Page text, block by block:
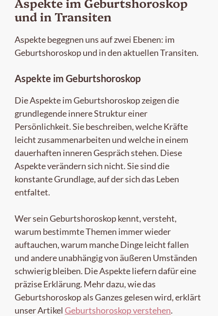
und in Transiten
Aspekte begegnen uns auf zwei Ebenen: im
Geburtshoroskop und in den aktuellen Transiten.
Aspekte im Geburtshoroskop
Die Aspekte im Geburtshoroskop zeigen die
grundlegende innere Struktur einer
Persönlichkeit. Sie beschreiben, welche Kräfte
leicht zusammenarbeiten und welche in einem
dauerhaften inneren Gespräch stehen. Diese
Aspekte verändern sich nicht. Sie sind die
konstante Grundlage, auf der sich das Leben
entfaltet.
Wer sein Geburtshoroskop kennt, versteht,
warum bestimmte Themen immer wieder
auftauchen, warum manche Dinge leicht fallen
und andere unabhängig von äußeren Umständen
schwierig bleiben. Die Aspekte liefern dafür eine
präzise Erklärung. Mehr dazu, wie das
Geburtshoroskop als Ganzes gelesen wird, erklärt
unser Artikel Geburtshoroskop verstehen.